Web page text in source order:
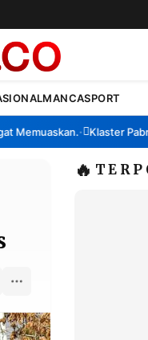
MANCASPORT
• Klaster Pabrik
🔥